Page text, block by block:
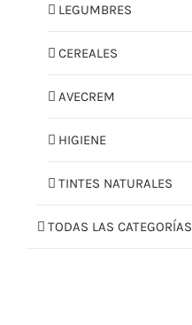
LEGUMBRES
CEREALES
AVECREM
HIGIENE
TINTES NATURALES
TODAS LAS CATEGORÍAS